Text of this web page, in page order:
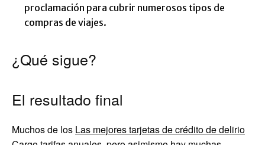
proclamación para cubrir numerosos tipos de
compras de viajes.
¿Qué sigue?
El resultado final
Muchos de los Las mejores tarjetas de crédito de delirio